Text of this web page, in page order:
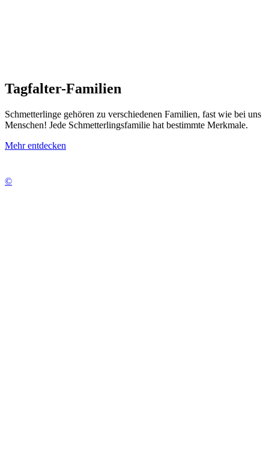
Tagfalter-Familien
Schmetterlinge gehören zu verschiedenen Familien, fast wie bei uns
Menschen! Jede Schmetterlingsfamilie hat bestimmte Merkmale.
Mehr entdecken
©